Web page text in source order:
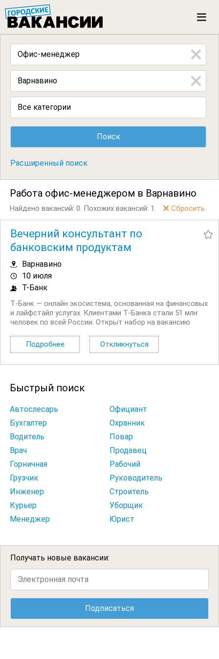
n
Все категории
Расширенный поиск
Работа офис-менеджером в Варнавино
Найдено вакансий: 0. Похожих вакансий: 1. Сбросить
Вечерний консультант по
банковским продуктам
Варнавино
10 июля
Т-Банк
Т‑Банк — онлайн экосистема, основанная на финансовых
и лайфстайл услугах. Клиентами Т‑Банка стали 51 млн
человек по всей России. Открыт набор на вакансию
будете делать: Консультировать клиентов по
депозитным продуктам на входящих звонках...
Подробнее Откликнуться
Быстрый поиск
Автослесарь
Официант
Бухгалтер
Охранник
Водитель
Повар
Врач
Продавец
Горничная
Рабочий
Грузчик
Руководитель
Инженер
Строитель
Курьер
Уборщик
Менеджер
Юрист
Получать новые вакансии: